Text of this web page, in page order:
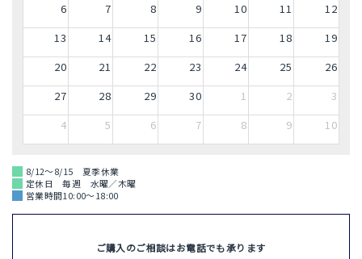
6
7 8 9 10 11
12
13
14 15 16 17 18
19
20
21 22 23 24 25
26
27
28 29 30 1 2
3
4
5 6 7 8 9 10
8/12～8/15 夏季休業
定休日 毎週 水曜／木曜
営業時間10:00～18:00
ご購入のご相談はお電話でも承ります